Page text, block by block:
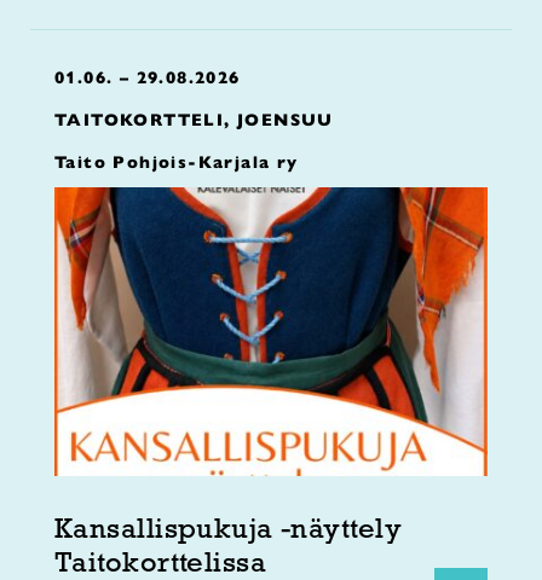
01.06. – 29.08.2026
TAITOKORTTELI, JOENSUU
Taito Pohjois-Karjala ry
Kansallispukuja -näyttely
Taitokorttelissa